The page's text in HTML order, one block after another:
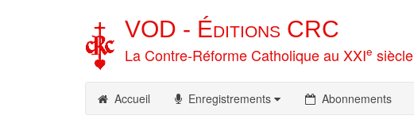
VOD - Éditions CRC
La Contre-Réforme Catholique au XXIe siècle
Accueil Enregistrements Abonnements